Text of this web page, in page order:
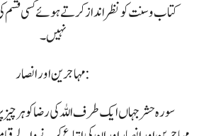
کتاب و سنت کو نظر انداز کرتے ہوئے کسی قسم
نہیں۔
مہاجرین اور انصار :
سورہ حشر جہاں ایک طرف اللہ کی رضا کو ہر چیز